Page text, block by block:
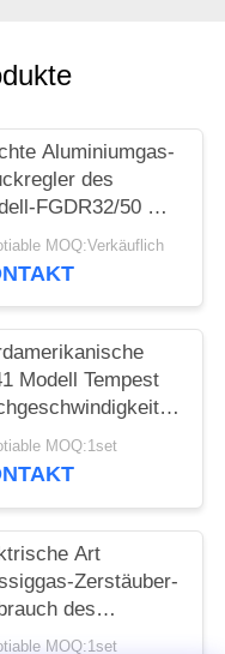
Aluminiumgas-
des
FGDR32/50 mit
im Filter
Giuliani Anello
MOQ:Verkäuflich
Modell Tempest
niedrigem NOx-
MOQ:1set
Art
Zerstäuber-
des
220V am
MOQ:1set